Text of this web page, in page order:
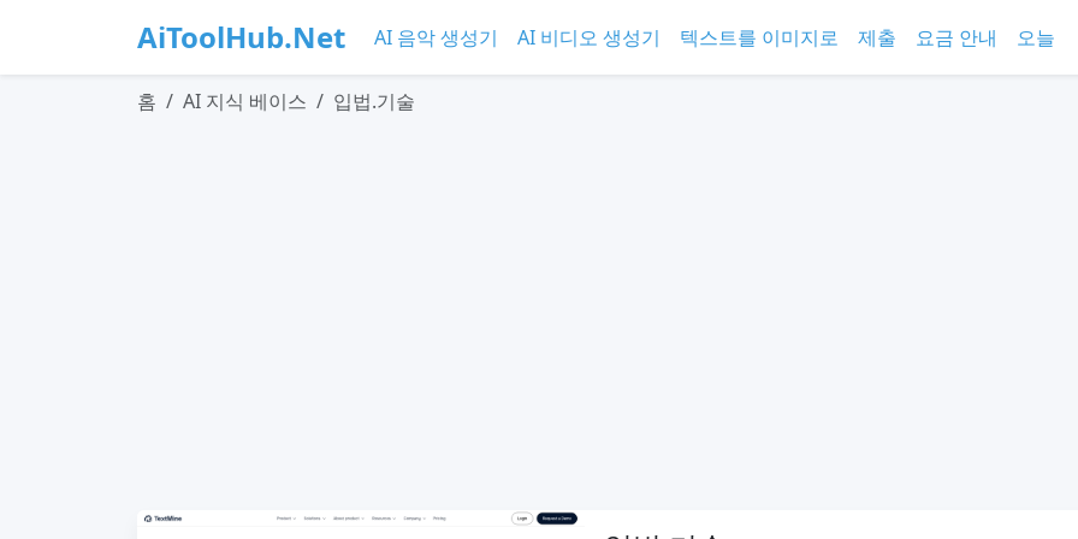
AiToolHub.Net AI 음악 생성기 AI 비디오 생성기 텍스트를 이미지로 제출 요금 안내 오늘
홈 AI 지식 베이스 입법.기술